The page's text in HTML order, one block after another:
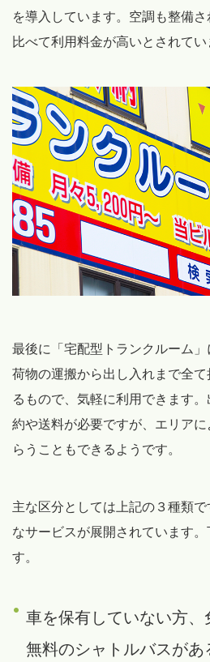
を導入しています。空調も整備
比べて利用料金が高いとされてい
最後に「宅配型トランクルーム
荷物の運搬から出し入れまで全
るもので、気軽に利用できます
約や送料が必要ですが、エリア
らうこともできるようです。
主な区分としては上記の３種類
なサービスが展開されています
す。
車を保有していない方、
無料のシャトルバスがあ